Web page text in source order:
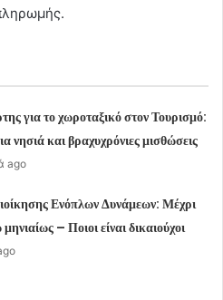
για το χωροταξικό στον Τουρισμό:
νησιά και βραχυχρόνιες μισθώσεις
ago
Ενόπλων Δυνάμεων: Μέχρι
– Ποιοι είναι δικαιούχοι